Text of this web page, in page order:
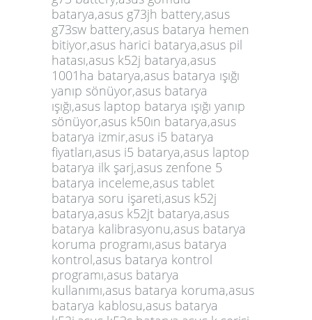
batarya,asus g73jh battery,asus
g73sw battery,asus batarya hemen
bitiyor,asus harici batarya,asus pil
hatası,asus k52j batarya,asus
1001ha batarya,asus batarya ışığı
yanıp sönüyor,asus batarya
ışığı,asus laptop batarya ışığı yanıp
sönüyor,asus k50ın batarya,asus
batarya izmir,asus i5 batarya
fiyatları,asus i5 batarya,asus laptop
batarya ilk şarj,asus zenfone 5
batarya inceleme,asus tablet
batarya soru işareti,asus k52j
batarya,asus k52jt batarya,asus
batarya kalibrasyonu,asus batarya
koruma programı,asus batarya
kontrol,asus batarya kontrol
programı,asus batarya
kullanımı,asus batarya koruma,asus
batarya kablosu,asus batarya